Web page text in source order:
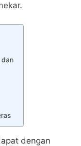
dan
dengan